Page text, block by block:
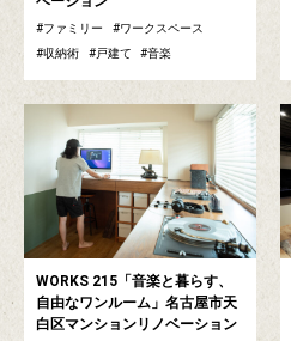
ファミリー
ワークスペース
収納術
戸建て 音楽
WORKS 215「音楽と暮らす、
自由なワンルーム」名古屋市天
白区マンションリノベーション